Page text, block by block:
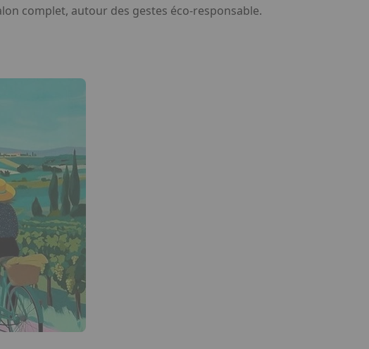
complet, autour des gestes éco-responsable.